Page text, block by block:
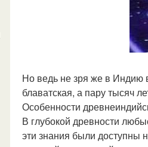
Но ведь не зря же в Индию
блаватская, а пару тысяч
Особенности
В глубокой древности
эти знания были доступны